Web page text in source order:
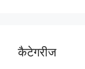
कैटेगरीज